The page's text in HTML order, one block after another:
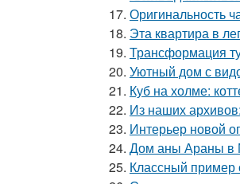
17. Оригинальность
18. Эта квартира в
19. Трансформация
20. Уютный дом с
21. Куб на холме:
22. Из наших
23. Интерьер новой
24. Дом аны Араны в
25. Классный пример